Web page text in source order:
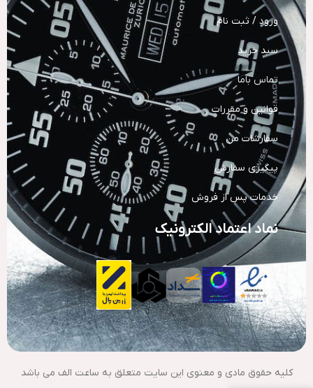
ورود / ثبت نام
سبد خرید
تماس باما
قوانین و مقررات
سفارشات من
پیگیری سفارش
خدمات پس از فروش
نماد اعتماد الکترونیک
کلیه حقوق مادی و معنوی این سایت متعلق به ساعت الف می باشد